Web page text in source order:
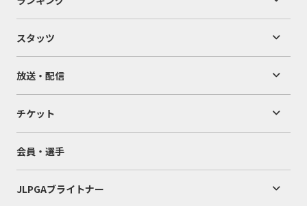
スタッツ
放送・配信
チケット
会員・選手
JLPGAブライトナー